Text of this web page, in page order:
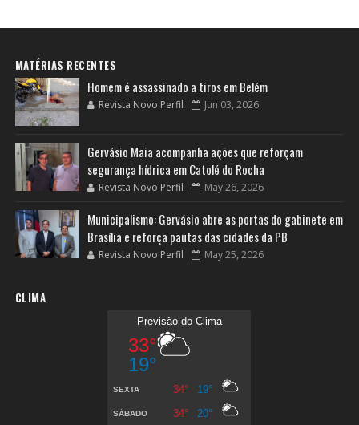
MATÉRIAS RECENTES
Homem é assassinado a tiros em Belém
Revista Novo Perfil Jun 03, 2026
Gervásio Maia acompanha ações que reforçam
segurança hídrica em Catolé do Rocha
Revista Novo Perfil May 26, 2026
Municipalismo: Gervásio abre as portas do gabinete em
Brasília e reforça pautas das cidades da PB
Revista Novo Perfil May 25, 2026
CLIMA